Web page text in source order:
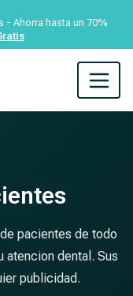
Ahorra hasta un 70%
pacientes de todo
atencion dental. Sus
publicidad.